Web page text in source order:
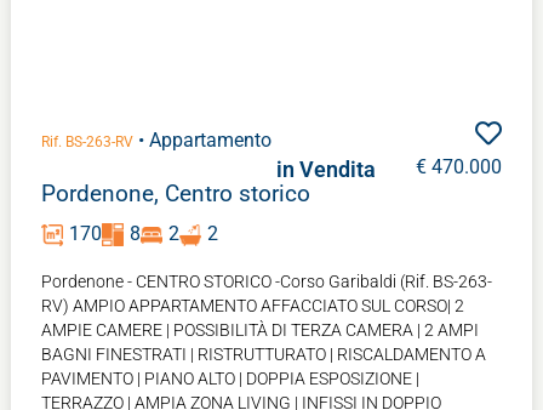
Rif. BS-263-RV • Appartamento
in Vendita
Pordenone, Centro storico
170 8 2 2
€ 470.000
Pordenone - CENTRO STORICO -Corso Garibaldi (Rif. BS-263-
RV) AMPIO APPARTAMENTO AFFACCIATO SUL CORSO| 2
AMPIE CAMERE | POSSIBILITÀ DI TERZA CAMERA | 2 AMPI
BAGNI FINESTRATI | RISTRUTTURATO | RISCALDAMENTO A
PAVIMENTO | PIANO ALTO | DOPPIA ESPOSIZIONE |
TERRAZZO | AMPIA ZONA LIVING | INFISSI IN DOPPIO